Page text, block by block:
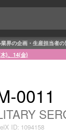
の企画・生産担当者の
)、14(金)
0011
ID: 1094158